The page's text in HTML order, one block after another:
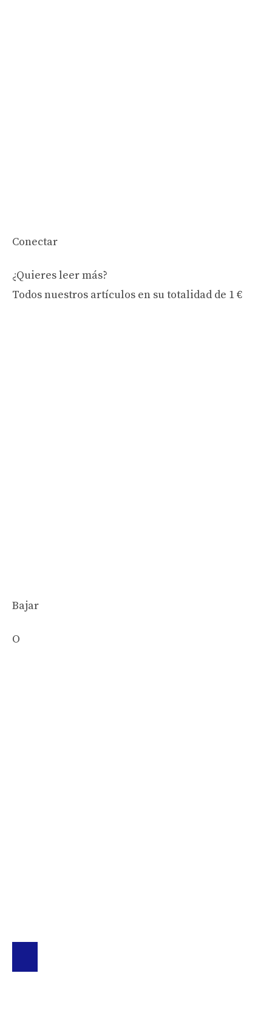
Conectar
¿Quieres leer más?
Todos nuestros artículos en su totalidad de 1 €
Bajar
O